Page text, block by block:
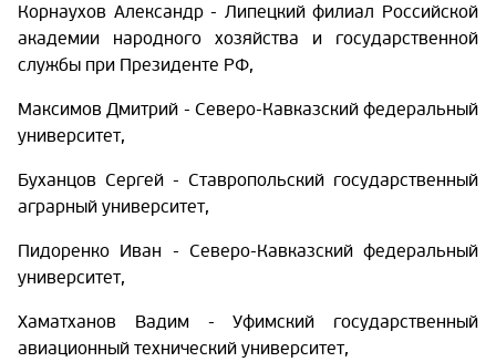
Корнаухов Александр - Липецкий филиал Российской
академии народного хозяйства и государственной
службы при Президенте РФ,
Максимов Дмитрий - Северо-Кавказский федеральный
университет,
Буханцов Сергей - Ставропольский государственный
аграрный университет,
Пидоренко Иван - Северо-Кавказский федеральный
университет,
Хаматханов Вадим - Уфимский государственный
авиационный технический университет,